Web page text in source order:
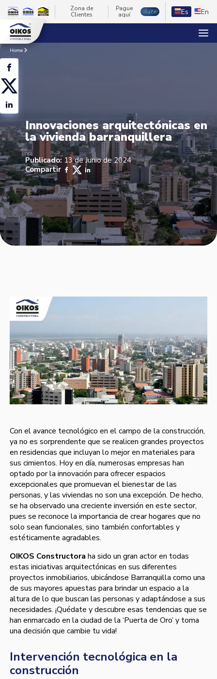
Zona de
Clientes
Pague
aquí
Es En
Home
Innovaciones arquitectónicas en
la vivienda barranquillera
Publicado:13 de Junio de 2024
Compartir
Con el avance tecnológico en el campo de la construcción,
ya no es sorprendente que se realicen grandes proyectos
en residencias que incluyan lo mejor en materiales para
sus cimientos. Hoy en día, numerosas empresas han
optado por la innovación para ofrecer espacios
excepcionales que promuevan el bienestar de las
personas, y las viviendas no son una excepción. De hecho,
se ha observado una creciente inversión en este sector,
pues se reconoce la importancia de crear hogares que no
solo sean funcionales, sino también confortables y
estéticamente agradables.
OIKOS Constructora ha sido un gran actor en todas
estas iniciativas arquitectónicas en sus diferentes
proyectos inmobiliarios, ubicándose Barranquilla como una
de sus mayores apuestas para brindar un espacio a la
altura de lo que buscan las personas y adaptándose a sus
necesidades. ¡Quédate y descubre esas tendencias que se
han enmarcado en la ciudad de la ‘Puerta de Oro’ y toma
una decisión que cambie tu vida!
Intervención tecnológica en la
construcción